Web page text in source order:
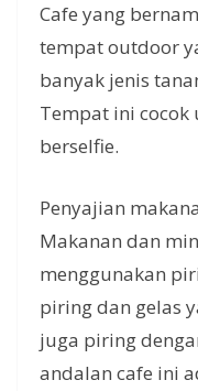
Cafe yang
tempat outdoor
banyak jenis
Tempat ini cocok
berselfie.
Penyajian
Makanan dan
menggunakan
piring dan gelas
juga piring
andalan cafe ini